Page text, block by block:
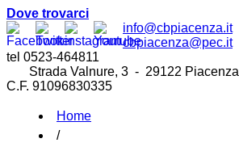
Dove trovarci
info@cbpiacenza.it
cbpiacenza@pec.it
tel 0523-464811
Strada Valnure, 3 - 29122 Piacenza
C.F. 91096830335
Home
/